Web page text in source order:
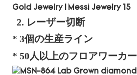
2. レーザー切断
* 3個の生産ライン
* 50人以上のフロアワーカー